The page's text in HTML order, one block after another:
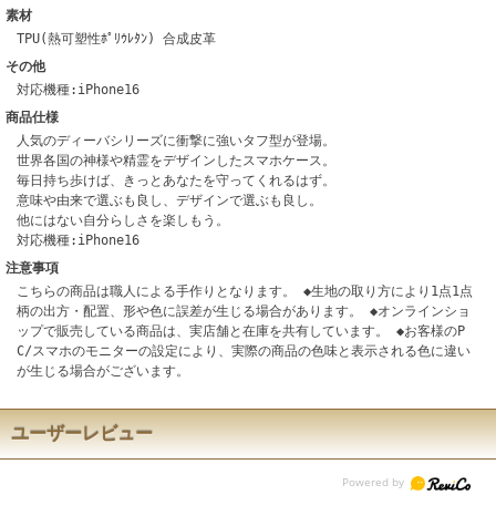
素材
TPU(熱可塑性ﾎﾟﾘｳﾚﾀﾝ) 合成皮革
その他
対応機種:iPhone16
商品仕様
人気のディーバシリーズに衝撃に強いタフ型が登場。
世界各国の神様や精霊をデザインしたスマホケース。
毎日持ち歩けば、きっとあなたを守ってくれるはず。
意味や由来で選ぶも良し、デザインで選ぶも良し。
他にはない自分らしさを楽しもう。
対応機種:iPhone16
注意事項
こちらの商品は職人による手作りとなります。 ◆生地の取り方により1点1点
柄の出方・配置、形や色に誤差が生じる場合があります。 ◆オンラインショ
ップで販売している商品は、実店舗と在庫を共有しています。 ◆お客様のP
C/スマホのモニターの設定により、実際の商品の色味と表示される色に違い
が生じる場合がございます。
ユーザーレビュー